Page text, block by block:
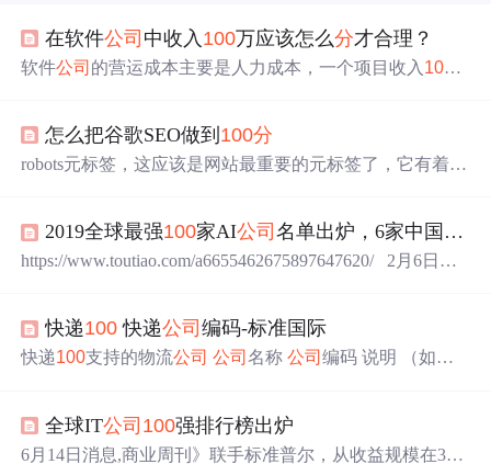
在软件公司 中收入 100万应该怎么分才合理？
软件公司 的营运成本主要是人力成本，一个项目收入 100
方支付的所有项目款，所以也许用“成本规划”这个词更
好，通常来说由于项目情况不同，要做到合理就会有不同
团队不理解，那么将会带来非常负面的影响，未来很美科
技成立有些年头了，这方面在持续探索中，有了一些经
验，这里和大家探讨下，欢迎留言讨论。
怎么把谷歌SEO做到 100分
robots元标签，这应该是网站最重要的元标签了，它有着页
2019全球最强100家AI公司名单出炉，6家中国 公司
https://www.toutiao.com/a6655462675897647620/ 2月6日，
（2000多家）相比又创新高，共有3000多家AI创业
选，最终在全球范围内遴选出最有发展前景的100
家AI创
快递100 快递公司编码-标准国际
快递100支持的物流公司 公司名称公司编码 说明 （如有
国邮政小包、中国邮政平邮，指较大较慢的邮政件，与ems
不同，若分不清单号属于哪个公司，建议先拿单号到快递
全球IT公司 100强排行榜出炉
6月14日消息,商业周刊》联手标准普尔，从收益规模在3亿